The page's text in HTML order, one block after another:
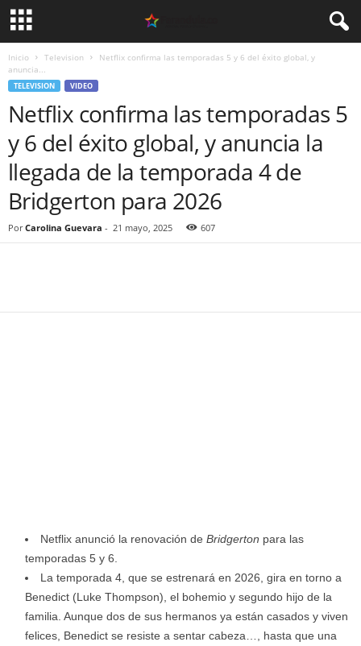
Inicio Television
Netflix confirma las temporadas 5 y 6 del éxito global, y
anuncia...
TELEVISION VIDEO
Netflix confirma las temporadas 5
y 6 del éxito global, y anuncia la
llegada de la temporada 4 de
Bridgerton para 2026
Por Carolina Guevara - 21 mayo, 2025 607
Netflix anunció la renovación de Bridgerton para las
temporadas 5 y 6.
La temporada 4, que se estrenará en 2026, gira en torno a
Benedict (Luke Thompson), el bohemio y segundo hijo de la
familia. Aunque dos de sus hermanos ya están casados y viven
felices, Benedict se resiste a sentar cabeza…, hasta que una